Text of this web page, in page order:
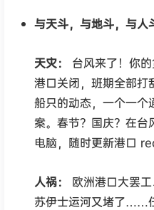
与天斗，与地斗，与人
天灾：
台风来了！你的
港口关闭，班期全部打
船只的动态，一个一个
案。春节？国庆？在台
电脑，随时更新港口
人祸：
欧洲港口大罢工
苏伊士运河又堵了……